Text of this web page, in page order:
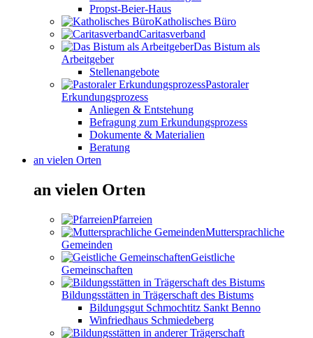
Propst-Beier-Haus
Katholisches Büro
Caritasverband
Das Bistum als
Arbeitgeber
Stellenangebote
Pastoraler
Erkundungsprozess
Anliegen & Entstehung
Befragung zum Erkundungsprozess
Dokumente & Materialien
Beratung
an vielen Orten
an vielen Orten
Pfarreien
Muttersprachliche
Gemeinden
Geistliche
Gemeinschaften
Bildungsstätten in Trägerschaft des Bistums
Bildungsgut Schmochtitz Sankt Benno
Winfriedhaus Schmiedeberg